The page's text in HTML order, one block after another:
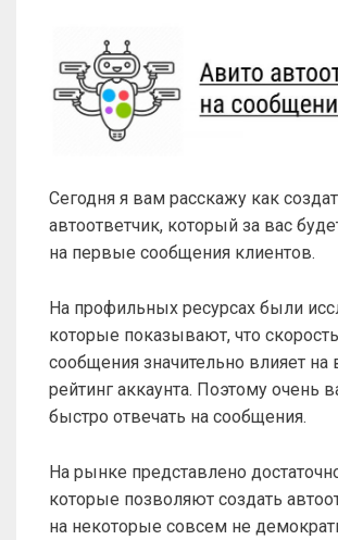
Сегодня я вам расскажу как
автоответчик, который за вас
на первые сообщения клиентов.
На профильных ресурсах были
которые показывают, что
сообщения значительно влияет на
рейтинг аккаунта. Поэтому очень
быстро отвечать на сообщения.
На рынке представлено
которые позволяют создать
на некоторые совсем не